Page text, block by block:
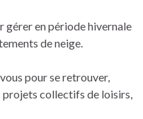
gérer en période hivernale
de neige.
pour se retrouver,
projets collectifs de loisirs,